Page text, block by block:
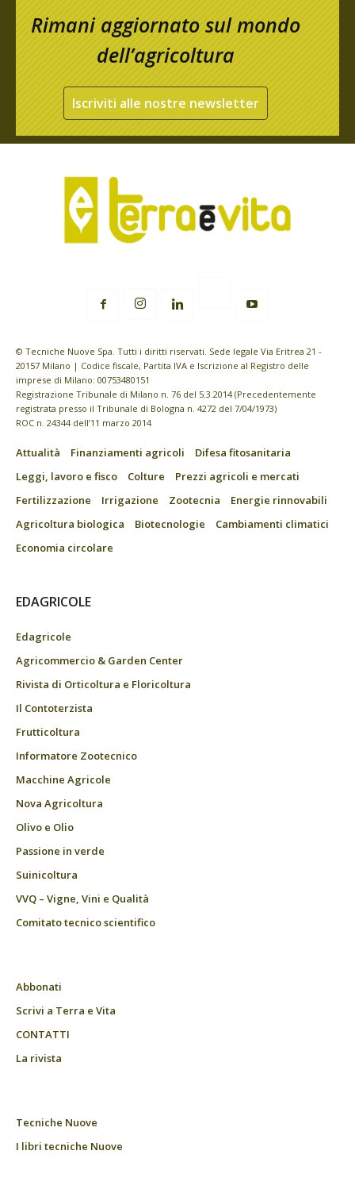
Rimani aggiornato sul mondo
dell’agricoltura
Iscriviti alle nostre newsletter
© Tecniche Nuove Spa. Tutti i diritti riservati. Sede legale Via Eritrea 21 -
20157 Milano | Codice fiscale, Partita IVA e Iscrizione al Registro delle
imprese di Milano: 00753480151
Registrazione Tribunale di Milano n. 76 del 5.3.2014 (Precedentemente
registrata presso il Tribunale di Bologna n. 4272 del 7/04/1973)
ROC n. 24344 dell’11 marzo 2014
Attualità Finanziamenti agricoli
Difesa fitosanitaria
Leggi, lavoro e fisco
Colture
Prezzi agricoli e mercati
Fertilizzazione
Irrigazione Zootecnia
Energie rinnovabili
Agricoltura biologica
Biotecnologie
Cambiamenti climatici
Economia circolare
EDAGRICOLE
Edagricole
Agricommercio & Garden Center
Rivista di Orticoltura e Floricoltura
Il Contoterzista
Frutticoltura
Informatore Zootecnico
Macchine Agricole
Nova Agricoltura
Olivo e Olio
Passione in verde
Suinicoltura
VVQ – Vigne, Vini e Qualità
Comitato tecnico scientifico
Abbonati
Scrivi a Terra e Vita
CONTATTI
La rivista
Tecniche Nuove
I libri tecniche Nuove